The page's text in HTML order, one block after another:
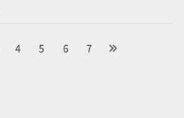
4 5 6 7